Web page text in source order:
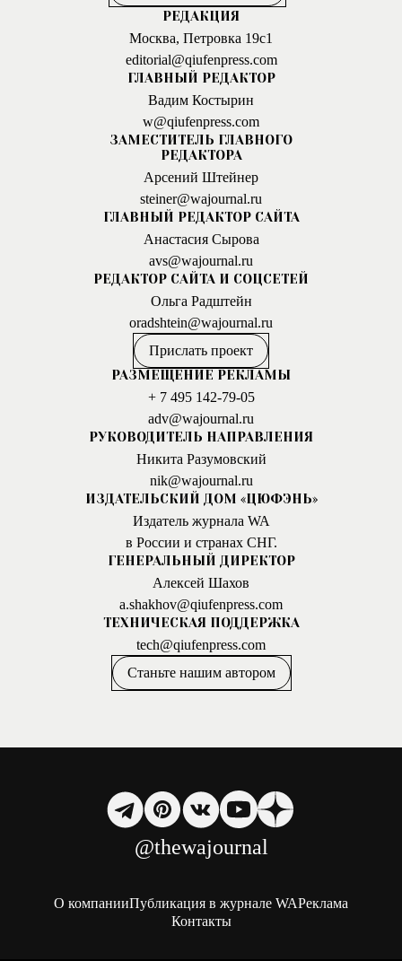
РЕДАКЦИЯ
Москва, Петровка 19с1
editorial@qiufenpress.com
ГЛАВНЫЙ РЕДАКТОР
Вадим Костырин
w@qiufenpress.com
ЗАМЕСТИТЕЛЬ ГЛАВНОГО
РЕДАКТОРА
Арсений Штейнер
steiner@wajournal.ru
ГЛАВНЫЙ РЕДАКТОР САЙТА
Анастасия Сырова
avs@wajournal.ru
РЕДАКТОР САЙТА И СОЦСЕТЕЙ
Ольга Радштейн
oradshtein@wajournal.ru
Прислать проект
РАЗМЕЩЕНИЕ РЕКЛАМЫ
+ 7 495 142-79-05
adv@wajournal.ru
РУКОВОДИТЕЛЬ НАПРАВЛЕНИЯ
Никита Разумовский
nik@wajournal.ru
ИЗДАТЕЛЬСКИЙ ДОМ «ЦЮФЭНЬ»
Издатель журнала WA
в России и странах СНГ.
ГЕНЕРАЛЬНЫЙ ДИРЕКТОР
Алексей Шахов
a.shakhov@qiufenpress.com
ТЕХНИЧЕСКАЯ ПОДДЕРЖКА
tech@qiufenpress.com
Станьте нашим автором
@thewajournal
О компанииПубликация в журнале WAРеклама
Контакты